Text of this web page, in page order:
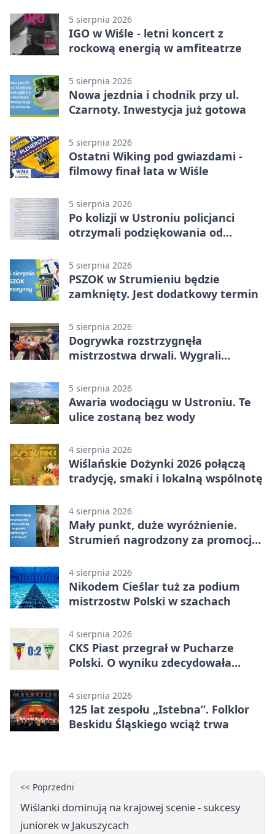
5 sierpnia 2026
IGO w Wiśle - letni koncert z
rockową energią w amfiteatrze
5 sierpnia 2026
Nowa jezdnia i chodnik przy ul.
Czarnoty. Inwestycja już gotowa
5 sierpnia 2026
Ostatni Wiking pod gwiazdami -
filmowy finał lata w Wiśle
5 sierpnia 2026
Po kolizji w Ustroniu policjanci
otrzymali podziękowania od
5 sierpnia 2026
PSZOK w Strumieniu będzie
zamknięty. Jest dodatkowy termin
5 sierpnia 2026
Dogrywka rozstrzygnęła
mistrzostwa drwali. Wygrali
5 sierpnia 2026
Awaria wodociągu w Ustroniu. Te
ulice zostaną bez wody
4 sierpnia 2026
Wiślańskie Dożynki 2026 połączą
tradycję, smaki i lokalną wspólnotę
4 sierpnia 2026
Mały punkt, duże wyróżnienie.
Strumień nagrodzony za promocję
4 sierpnia 2026
Nikodem Cieślar tuż za podium
mistrzostw Polski w szachach
4 sierpnia 2026
CKS Piast przegrał w Pucharze
Polski. O wyniku zdecydowała
4 sierpnia 2026
125 lat zespołu „Istebna”. Folklor
Beskidu Śląskiego wciąż trwa
<< Poprzedni
Wiślanki dominują na krajowej scenie - sukcesy
juniorek w Jakuszycach